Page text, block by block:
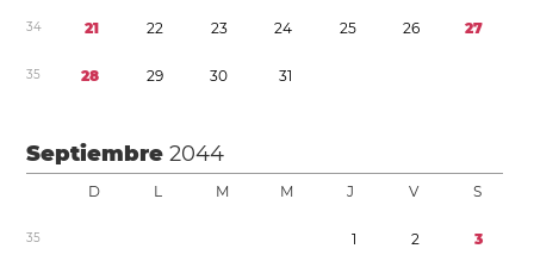
34 21 22 23 24 25 26 27
35 28 29 30 31
Septiembre2044
D L M M J V S
35 1 2 3